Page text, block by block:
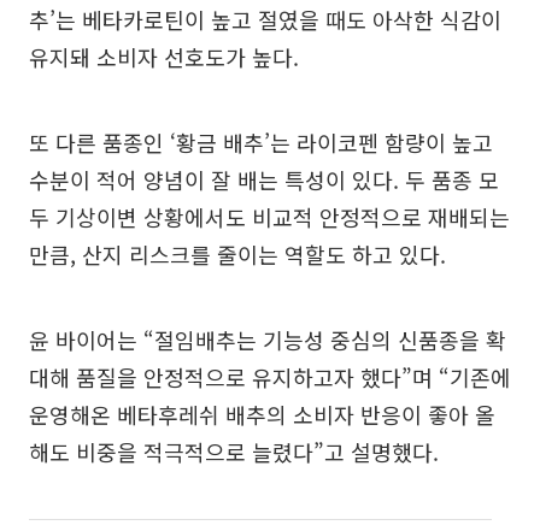
추’는 베타카로틴이 높고 절였을 때도 아삭한 식감이
유지돼 소비자 선호도가 높다.
또 다른 품종인 ‘황금 배추’는 라이코펜 함량이 높고
수분이 적어 양념이 잘 배는 특성이 있다. 두 품종 모
두 기상이변 상황에서도 비교적 안정적으로 재배되는
만큼, 산지 리스크를 줄이는 역할도 하고 있다.
윤 바이어는 “절임배추는 기능성 중심의 신품종을 확
대해 품질을 안정적으로 유지하고자 했다”며 “기존에
운영해온 베타후레쉬 배추의 소비자 반응이 좋아 올
해도 비중을 적극적으로 늘렸다”고 설명했다.